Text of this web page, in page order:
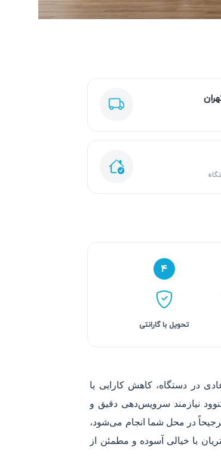
۴
تحویل با گارانتی
در دستگاه، کاهش کارایی یا
نیازمند سرویس‌دهی دقیق و
در محل شما انجام می‌شود،
است تا مشتریان با خیالی آسوده و مطمئن از